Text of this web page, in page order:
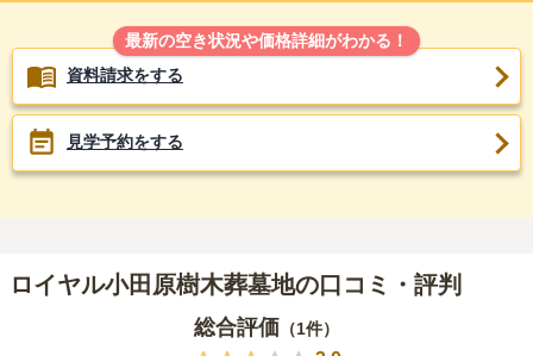
最新の空き状況や価格詳細がわかる！
資料請求をする
見学予約をする
ロイヤル小田原樹木葬墓地の口コミ・評判
総合評価 （1件）